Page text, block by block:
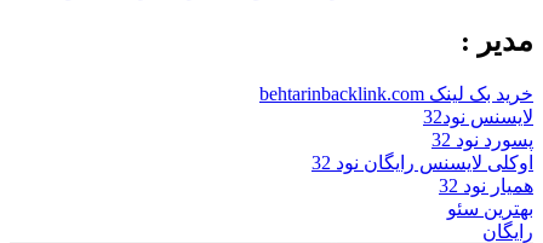
مدیر :
خرید بک لینک behtarinbacklink.com
لایسنس نود32
پسورد نود 32
اوکلی لایسنس رایگان نود 32
همیار نود 32
بهترین سئو
رایگان